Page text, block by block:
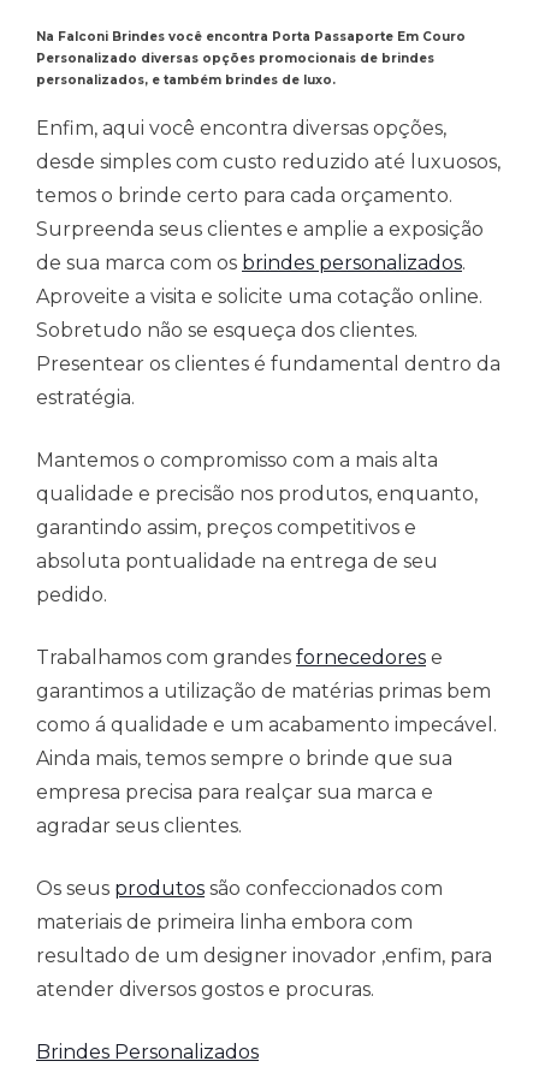
Na Falconi Brindes você encontra Porta Passaporte Em Couro
Personalizado diversas opções promocionais de brindes
personalizados, e também brindes de luxo.
Enfim, aqui você encontra diversas opções,
desde simples com custo reduzido até luxuosos,
temos o brinde certo para cada orçamento.
Surpreenda seus clientes e amplie a exposição
de sua marca com os brindes personalizados.
Aproveite a visita e solicite uma cotação online.
Sobretudo não se esqueça dos clientes.
Presentear os clientes é fundamental dentro da
estratégia.
Mantemos o compromisso com a mais alta
qualidade e precisão nos produtos, enquanto,
garantindo assim, preços competitivos e
absoluta pontualidade na entrega de seu
pedido.
Trabalhamos com grandes fornecedores e
garantimos a utilização de matérias primas bem
como á qualidade e um acabamento impecável.
Ainda mais, temos sempre o brinde que sua
empresa precisa para realçar sua marca e
agradar seus clientes.
Os seus produtos são confeccionados com
materiais de primeira linha embora com
resultado de um designer inovador ,enfim, para
atender diversos gostos e procuras.
Brindes Personalizados